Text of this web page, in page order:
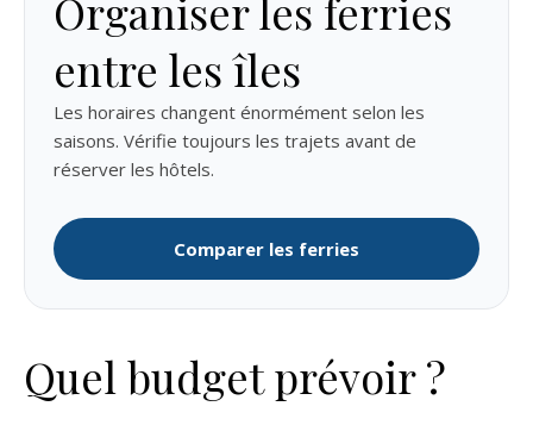
Organiser les ferries
entre les îles
Les horaires changent énormément selon les
saisons. Vérifie toujours les trajets avant de
réserver les hôtels.
Comparer les ferries
Quel budget prévoir ?